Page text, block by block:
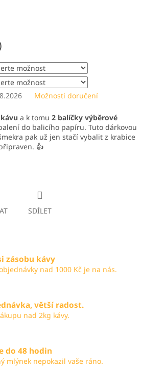
Možnosti doručení
a k tomu 2 balíčky výběrové
do balicího papíru. Tuto dárkovou
pak už jen stačí vybalit z krabice
👍
SDÍLET
zásobu kávy
nad 1000 Kč je na nás.
větší radost.
nad 2kg kávy.
do 48 hodin
mlýnek nepokazil vaše ráno.